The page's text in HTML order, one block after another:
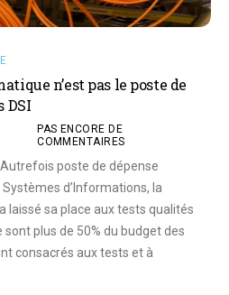
n’est pas le poste de
DSI
PAS ENCORE DE
COMMENTAIRES
poste de dépense
d’Informations, la
sa place aux tests qualités
plus de 50% du budget des
consacrés aux tests et à